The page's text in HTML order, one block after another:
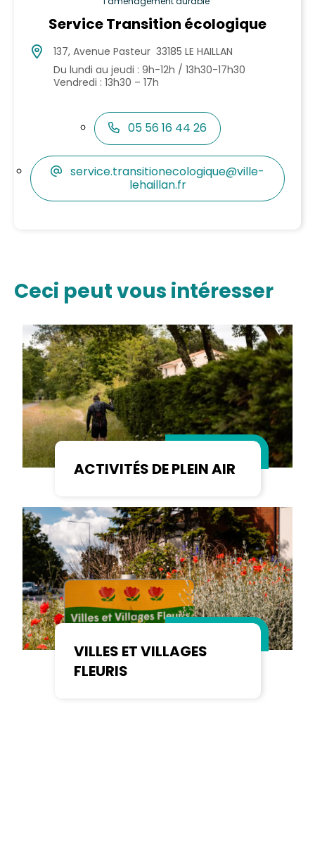
Service Transition écologique
137, Avenue Pasteur 33185 LE HAILLAN
Du lundi au jeudi : 9h-12h / 13h30-17h30
Vendredi : 13h30 – 17h
05 56 16 44 26
service.transitionecologique@ville-
lehaillan.fr
Ceci peut vous intéresser
ACTIVITÉS DE PLEIN AIR
VILLES ET VILLAGES
FLEURIS